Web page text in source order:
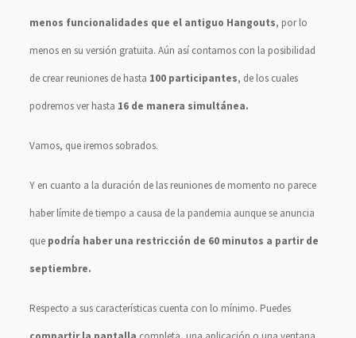
menos funcionalidades que el antiguo Hangouts, por lo
menos en su versión gratuita. Aún así contamos con la posibilidad
de crear reuniones de hasta 100 participantes, de los cuales
podremos ver hasta 16 de manera simultánea.
Vamos, que iremos sobrados.
Y en cuanto a la duración de las reuniones de momento no parece
haber límite de tiempo a causa de la pandemia aunque se anuncia
que podría haber una restricción de 60 minutos a partir de
septiembre.
Respecto a sus características cuenta con lo mínimo. Puedes